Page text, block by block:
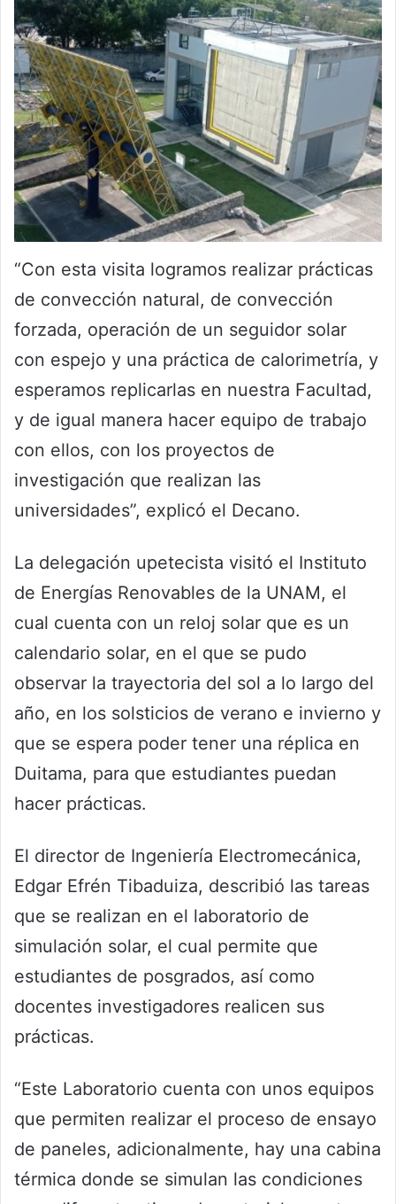
“Con esta visita logramos realizar prácticas
de convección natural, de convección
forzada, operación de un seguidor solar
con espejo y una práctica de calorimetría, y
esperamos replicarlas en nuestra Facultad,
y de igual manera hacer equipo de trabajo
con ellos, con los proyectos de
investigación que realizan las
universidades”, explicó el Decano.
La delegación upetecista visitó el Instituto
de Energías Renovables de la UNAM, el
cual cuenta con un reloj solar que es un
calendario solar, en el que se pudo
observar la trayectoria del sol a lo largo del
año, en los solsticios de verano e invierno y
que se espera poder tener una réplica en
Duitama, para que estudiantes puedan
hacer prácticas.
El director de Ingeniería Electromecánica,
Edgar Efrén Tibaduiza, describió las tareas
que se realizan en el laboratorio de
simulación solar, el cual permite que
estudiantes de posgrados, así como
docentes investigadores realicen sus
prácticas.
“Este Laboratorio cuenta con unos equipos
que permiten realizar el proceso de ensayo
de paneles, adicionalmente, hay una cabina
térmica donde se simulan las condiciones